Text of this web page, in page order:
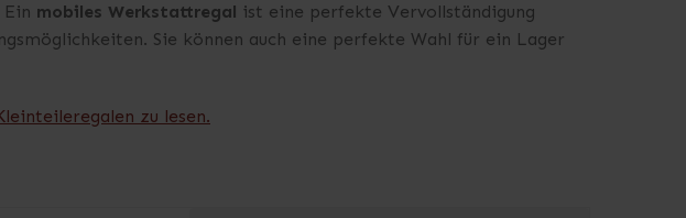
mobiles Werkstattregal ist eine perfekte Vervollständigung
Sie können auch eine perfekte Wahl für ein Lager
zu lesen.